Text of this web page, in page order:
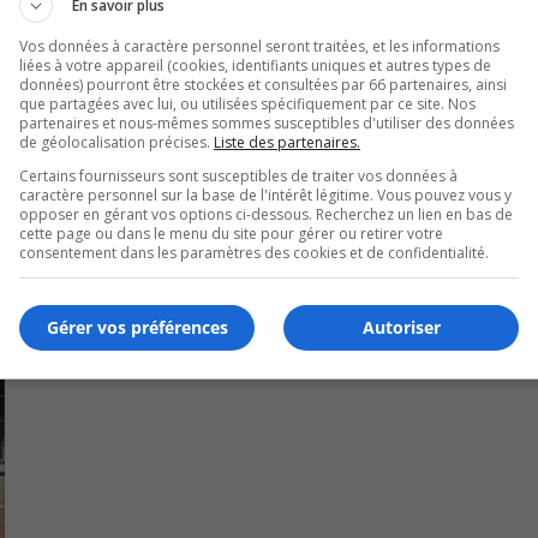
la santé dans l’esprit des professionnelles en soins
pour le renouvellement de la convention collective de
an.
En savoir plus
Vos données à caractère personnel seront traitées, et les informations
liées à votre appareil (cookies, identifiants uniques et autres types de
données) pourront être stockées et consultées par 66 partenaires, ainsi
que partagées avec lui, ou utilisées spécifiquement par ce site. Nos
partenaires et nous-mêmes sommes susceptibles d'utiliser des données
de géolocalisation précises. Liste des partenaires.
Certains fournisseurs sont susceptibles de traiter vos données à
caractère personnel sur la base de l'intérêt légitime. Vous pouvez vous y
opposer en gérant vos options ci-dessous. Recherchez un lien en bas de
cette page ou dans le menu du site pour gérer ou retirer votre
consentement dans les paramètres des cookies et de confidentialité.
Autoriser
Gérer vos préférences